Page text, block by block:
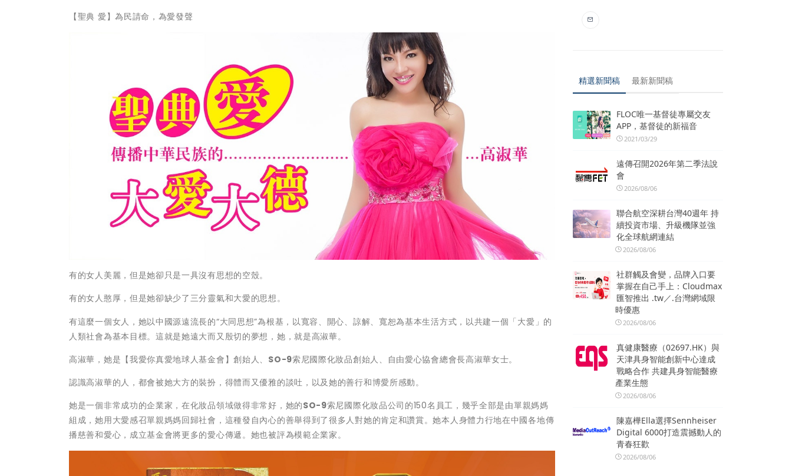
【聖典 愛】為民請命，為愛發聲
有的女人美麗，但是她卻只是一具沒有思想的空殼。
有的女人憨厚，但是她卻缺少了三分靈氣和大愛的思想。
有這麼一個女人，她以中國源遠流長的“大同思想”為根基，以寬容、開心、諒解、寬恕為基本生活方式，以共建一個「大愛」的
人類社會為基本目標。這就是她遠大而又殷切的夢想，她，就是高淑華。
高淑華，她是【我愛你真愛地球人基金會】創始人、 SO-9索尼國際化妝品創始人、自由愛心協會總會長高淑華女士。
認識高淑華的人，都會被她大方的裝扮，得體而又優雅的談吐，以及她的善行和博愛所感動。
她是一個非常成功的企業家，在化妝品領域做得非常好，她的SO-9索尼國際化妝品公司的150名員工，幾乎全部是由單親媽媽
組成，她用大愛感召單親媽媽回歸社會，這種發自內心的善舉得到了很多人對她的肯定和讚賞。她本人身體力行地在中國各地傳
播慈善和愛心，成立基金會將更多的愛心傳遞。她也被評為模範企業家。
精選新聞稿 最新新聞稿
FLOC唯一基督徒專屬交友
APP，基督徒的新福音
2021/03/29
遠傳召開2026年第二季法說
會
2026/08/06
聯合航空深耕台灣40週年 持
續投資市場、升級機隊並強
化全球航網連結
2026/08/06
社群觸及會變，品牌入口要
掌握在自己手上：Cloudmax
匯智推出 .tw／.台灣網域限
時優惠
2026/08/06
真健康醫療（02697.HK）與
天津具身智能創新中心達成
戰略合作 共建具身智能醫療
產業生態
2026/08/06
陳嘉樺Ella選擇Sennheiser
Digital 6000打造震撼動人的
青春狂歡
2026/08/06